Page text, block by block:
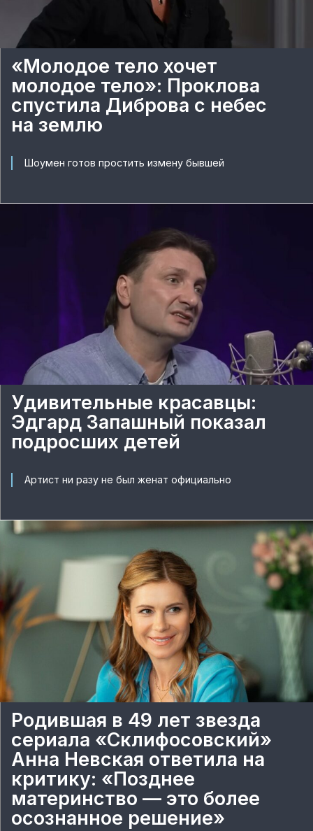
«Молодое тело хочет
молодое тело»: Проклова
спустила Диброва с небес
на землю
Шоумен готов простить измену бывшей
Удивительные красавцы:
Эдгард Запашный показал
подросших детей
Артист ни разу не был женат официально
Родившая в 49 лет звезда
сериала «Склифосовский»
Анна Невская ответила на
критику: «Позднее
материнство — это более
осознанное решение»